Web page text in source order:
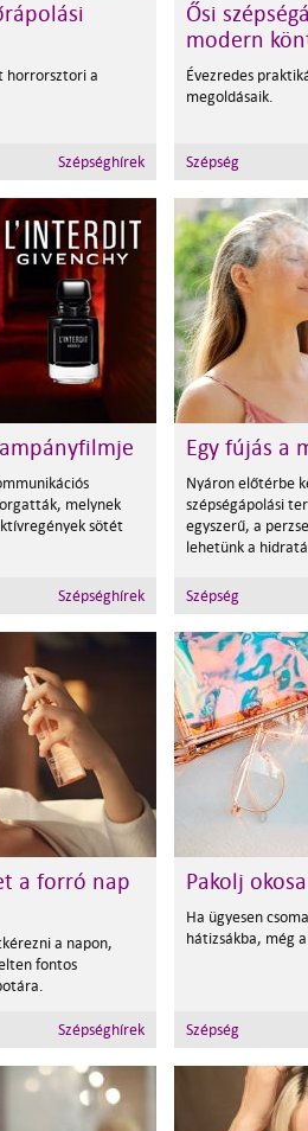
horrorsztori a
Szépséghírek
Ősi
modern
Évezredes
megoldásaik.
Szépség
melynek
sötét
Szépséghírek
Egy fújás a
Nyáron előtérbe
szépségápolási
egyszerű, a
lehetünk a
Szépség
a forró nap
a napon,
fontos
Szépséghírek
Pakolj
Ha ügyesen
hátizsákba, még
Szépség